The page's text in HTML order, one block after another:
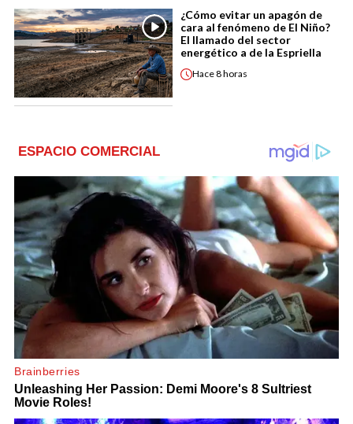
¿Cómo evitar un apagón de
cara al fenómeno de El Niño?
El llamado del sector
energético a de la Espriella
Hace8 horas